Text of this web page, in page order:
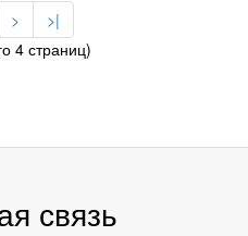
>
>|
4 страниц)
связь